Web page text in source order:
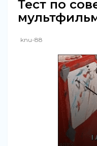
Тест по
knu-88